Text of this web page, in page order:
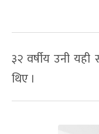
३२ वर्षीय उनी यही
थिए ।